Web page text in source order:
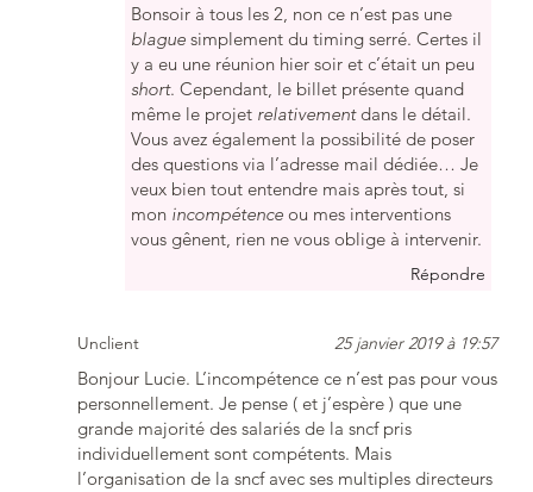
Bonsoir à tous les 2, non ce n’est pas une
blague simplement du timing serré. Certes il
y a eu une réunion hier soir et c’était un peu
short. Cependant, le billet présente quand
même le projet relativementdans le détail.
Vous avez également la possibilité de poser
des questions via l’adresse mail dédiée… Je
veux bien tout entendre mais après tout, si
mon incompétence ou mes interventions
vous gênent, rien ne vous oblige à intervenir.
Répondre
Unclient 25 janvier 2019 à 19:57
Bonjour Lucie. L’incompétence ce n’est pas pour vous
personnellement. Je pense ( et j’espère ) que une
grande majorité des salariés de la sncf pris
individuellement sont compétents. Mais
l’organisation de la sncf avec ses multiples directeurs